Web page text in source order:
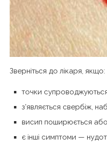
Зверніться до лікаря, якщо:
точки
з’являється свербіж,
висип поширюється
є інші симптоми —